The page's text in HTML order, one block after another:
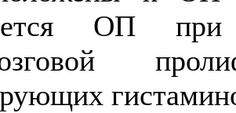
ОП при